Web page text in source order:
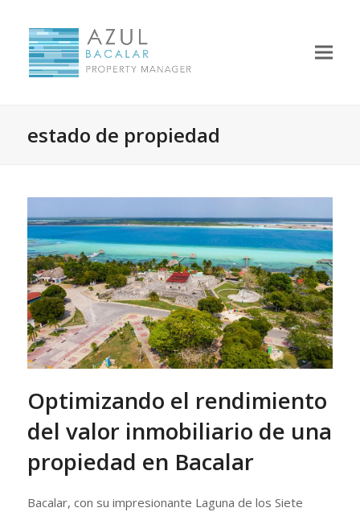
estado de propiedad
Optimizando el rendimiento
del valor inmobiliario de una
propiedad en Bacalar
Bacalar, con su impresionante Laguna de los Siete